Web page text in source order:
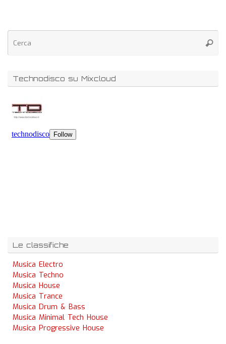
Technodisco su Mixcloud
Le classifiche
Musica Electro
Musica Techno
Musica House
Musica Trance
Musica Drum & Bass
Musica Minimal Tech House
Musica Progressive House